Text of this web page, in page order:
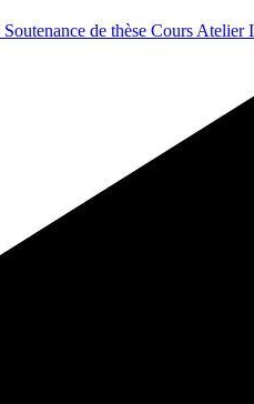
Soutenance de thèse Cours Atelier